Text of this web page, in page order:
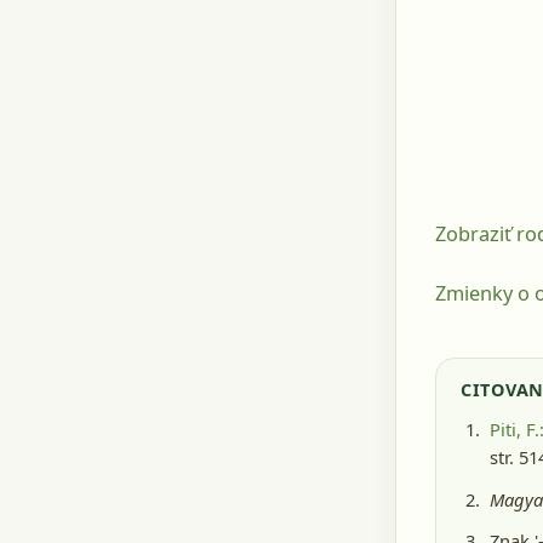
Zobraziť
Zmienky o
Piti,
str.